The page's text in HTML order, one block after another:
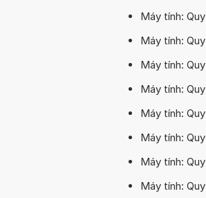
Máy tính:
Máy tính:
Máy tính:
Máy tính:
Máy tính:
Máy tính:
Máy tính:
Máy tính: